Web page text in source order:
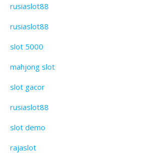
rusiaslot88
rusiaslot88
slot 5000
mahjong slot
slot gacor
rusiaslot88
slot demo
rajaslot